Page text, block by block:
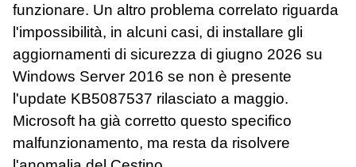
funzionare. Un altro problema correlato riguarda
l'impossibilità, in alcuni casi, di installare gli
aggiornamenti di sicurezza di giugno 2026 su
Windows Server 2016 se non è presente
l'update KB5087537 rilasciato a maggio.
Microsoft ha già corretto questo specifico
malfunzionamento, ma resta da risolvere